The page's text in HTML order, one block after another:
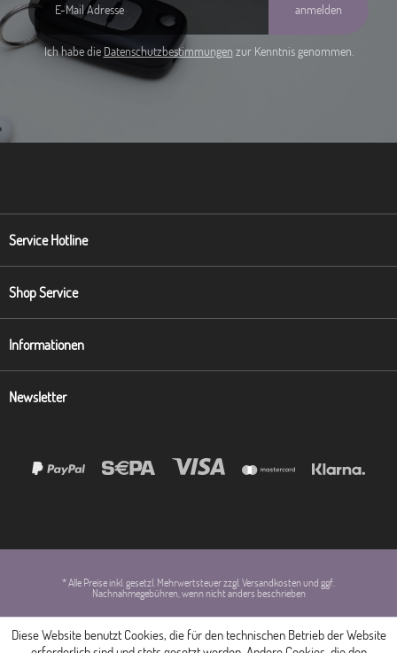
anmelden
Ich habe die Datenschutzbestimmungen zur Kenntnis genommen.
Service Hotline
Shop Service
Informationen
Newsletter
* Alle Preise inkl. gesetzl. Mehrwertsteuer zzgl. Versandkosten und ggf.
Nachnahmegebühren, wenn nicht anders beschrieben
Diese Website benutzt Cookies, die für den technischen Betrieb der Website